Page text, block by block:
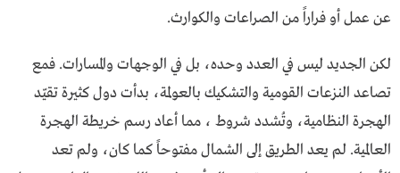
عن عمل أو فراراً من الصراعات والكوارث.
لكن الجديد ليس في العدد وحده، بل في الوجهات والمسارات. فمع
تصاعد النزعات القومية والتشكيك بالعولمة، بدأت دول كثيرة تقيّد
الهجرة النظامية، وتُشدد شروط ، مما أعاد رسم خريطة الهجرة
العالمية. لم يعد الطريق إلى الشمال مفتوحاً كما كان، ولم تعد